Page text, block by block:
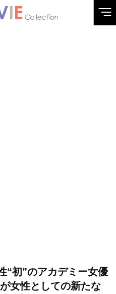
“初”のアカデミー女優
女性としての新たな